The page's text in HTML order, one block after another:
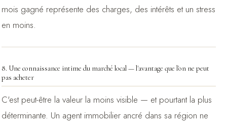
mois gagné représente des charges, des intérêts et un stress
en moins.
8. Une connaissance intime du marché local — l'avantage que l'on ne peut
pas acheter
C'est peut-être la valeur la moins visible — et pourtant la plus
déterminante. Un agent immobilier ancré dans sa région ne